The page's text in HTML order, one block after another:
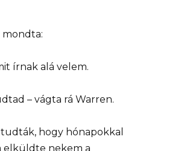
írnak alá velem.
– vágta rá Warren.
hogy hónapokkal
elküldte nekem a